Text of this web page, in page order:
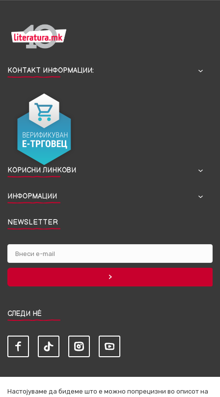
КОНТАКТ ИНФОРМАЦИИ:
КОРИСНИ ЛИНКОВИ
ИНФОРМАЦИИ
NEWSLETTER
СЛЕДИ НЀ
Настојуваме да бидеме што е можно попрецизни во описот на